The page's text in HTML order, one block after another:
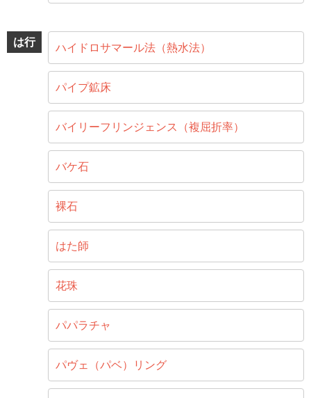
は行 ハイドロサマール法（熱水法）
パイプ鉱床
バイリーフリンジェンス（複屈折率）
バケ石
裸石
はた師
花珠
パパラチャ
パヴェ（パベ）リング